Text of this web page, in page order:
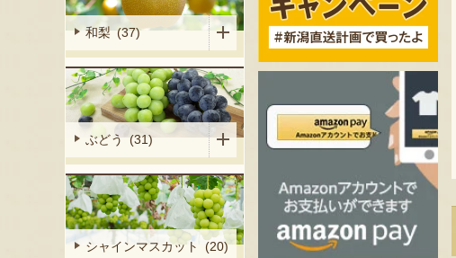
和梨 (37)
ぶどう (31)
シャインマスカット (20)